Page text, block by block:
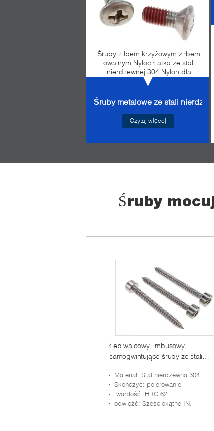
Śruby z łbem krzyżowym z łbem
owalnym Nyloc Łatka ze stali
nierdzewnej 304 Nyloh dla
bezpieczeństwa
Śruby metalowe ze stali
Czytaj więcej
Śruby
Łeb walcowy, imbusowy,
samogwintujące śruby ze stali
Materiał: Stal nierdzewna 304
Skończyć: polerowanie
twardość: HRC 62
odwieźć: Sześciokątne IN.